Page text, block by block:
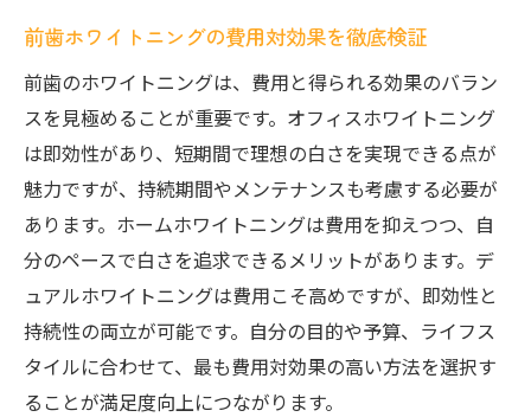
前歯ホワイトニングの費用対効果を徹底検証
前歯のホワイトニングは、費用と得られる効果のバラン
スを見極めることが重要です。オフィスホワイトニング
は即効性があり、短期間で理想の白さを実現できる点が
魅力ですが、持続期間やメンテナンスも考慮する必要が
あります。ホームホワイトニングは費用を抑えつつ、自
分のペースで白さを追求できるメリットがあります。デ
ュアルホワイトニングは費用こそ高めですが、即効性と
持続性の両立が可能です。自分の目的や予算、ライフス
タイルに合わせて、最も費用対効果の高い方法を選択す
ることが満足度向上につながります。